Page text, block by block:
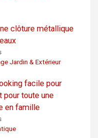
clôture métallique
Jardin & Extérieur
facile pour
pour toute une
en famille